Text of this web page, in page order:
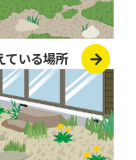
ている場所